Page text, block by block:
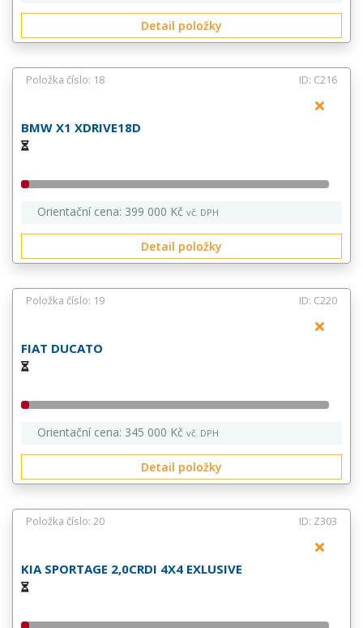
Detail položky
Položka číslo: 18 ID: C216
BMW X1 XDRIVE18D
Orientační cena: 399 000 Kč vč. DPH
Detail položky
Položka číslo: 19 ID: C220
FIAT DUCATO
Orientační cena: 345 000 Kč vč. DPH
Detail položky
Položka číslo: 20 ID: Z303
KIA SPORTAGE 2,0CRDI 4X4 EXLUSIVE